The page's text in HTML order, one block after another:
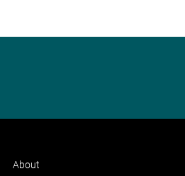
About